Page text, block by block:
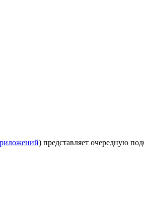
) представляет очередную